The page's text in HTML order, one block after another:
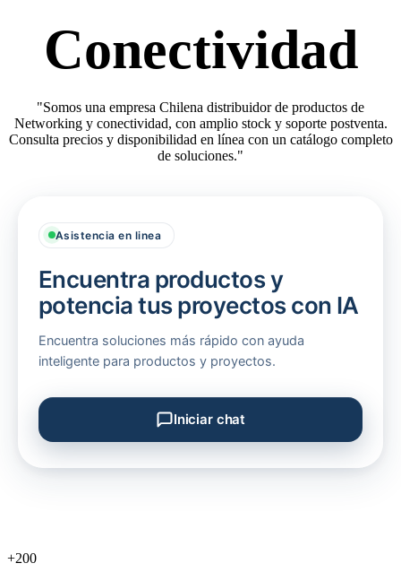
Conectividad
"Somos una empresa Chilena distribuidor de productos de
Networking y conectividad, con amplio stock y soporte postventa.
Consulta precios y disponibilidad en línea con un catálogo completo
de soluciones."
Asistencia en linea
Encuentra productos y
potencia tus proyectos con IA
Encuentra soluciones más rápido con ayuda
inteligente para productos y proyectos.
Iniciar chat
+200